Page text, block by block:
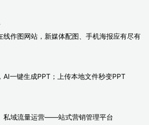
线作图网站，新媒体配图、手机海报应有尽有
AI一键生成PPT；上传本地文件秒变PPT
私域流量运营——站式营销管理平台